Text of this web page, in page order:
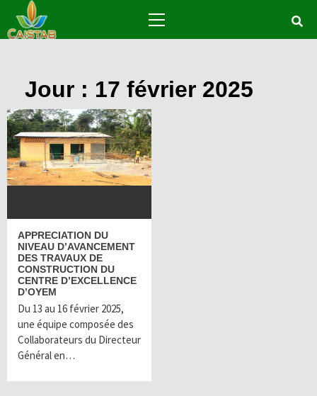
to
content
Jour : 17 février 2025
APPRECIATION DU
NIVEAU D’AVANCEMENT
DES TRAVAUX DE
CONSTRUCTION DU
CENTRE D’EXCELLENCE
D’OYEM
Du 13 au 16 février 2025,
une équipe composée des
Collaborateurs du Directeur
Général en…